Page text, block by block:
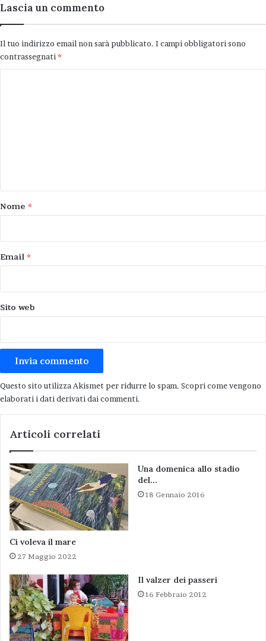
Lascia un commento
Il tuo indirizzo email non sarà pubblicato. I campi obbligatori sono
contrassegnati *
o
Nome *
Email *
Sito web
Questo sito utilizza Akismet per ridurre lo spam. Scopri come vengono
elaborati i dati derivati dai commenti.
Articoli correlati
Ci voleva il mare
27 Maggio 2022
Una domenica allo stadio
del…
18 Gennaio 2016
Il valzer dei passeri
16 Febbraio 2012